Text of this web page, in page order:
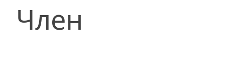
Член